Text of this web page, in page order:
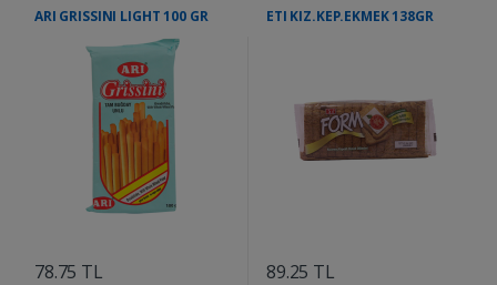
ARI GRISSINI LIGHT 100 GR
78.75 TL
ETI KIZ.KEP.EKMEK 138GR
89.25 TL